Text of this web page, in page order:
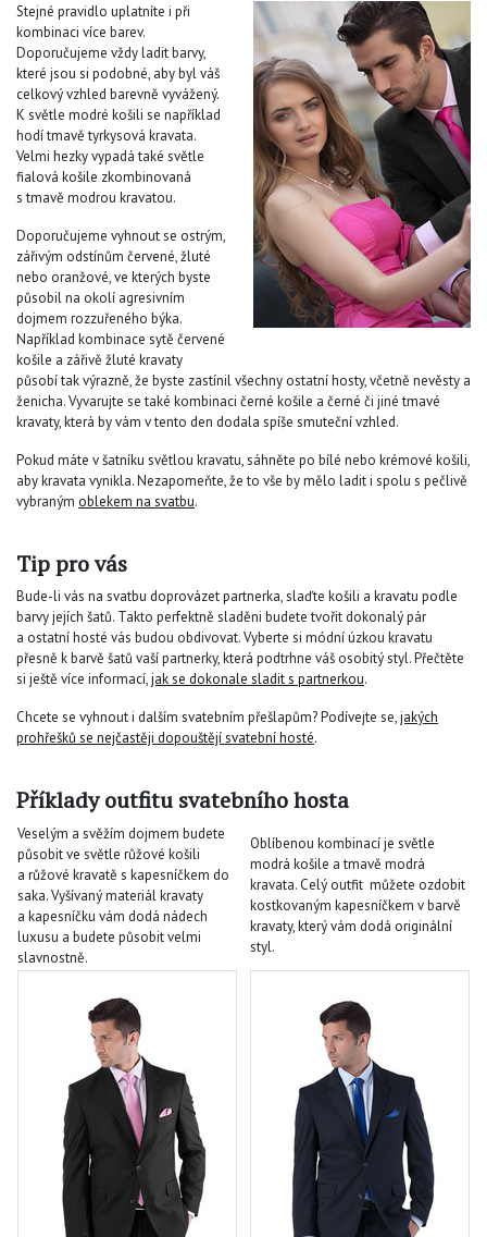
Stejné pravidlo uplatníte i při
kombinaci více barev.
Doporučujeme vždy ladit barvy,
které jsou si podobné, aby byl váš
celkový vzhled barevně vyvážený.
K světle modré košili se například
hodí tmavě tyrkysová kravata.
Velmi hezky vypadá také světle
fialová košile zkombinovaná
s tmavě modrou kravatou.
Doporučujeme vyhnout se ostrým,
zářivým odstínům červené, žluté
nebo oranžové, ve kterých byste
působil na okolí agresivním
dojmem rozzuřeného býka.
Například kombinace sytě červené
košile a zářivě žluté kravaty
působí tak výrazně, že byste zastínil všechny ostatní hosty, včetně nevěsty a
ženicha. Vyvarujte se také kombinaci černé košile a černé či jiné tmavé
kravaty, která by vám v tento den dodala spíše smuteční vzhled.
Pokud máte v šatníku světlou kravatu, sáhněte po bílé nebo krémové košili,
aby kravata vynikla. Nezapomeňte, že to vše by mělo ladit i spolu s pečlivě
vybraným oblekem na svatbu.
Tip pro vás
Bude-li vás na svatbu doprovázet partnerka, slaďte košili a kravatu podle
barvy jejích šatů. Takto perfektně sladěni budete tvořit dokonalý pár
a ostatní hosté vás budou obdivovat. Vyberte si módní úzkou kravatu
přesně k barvě šatů vaší partnerky, která podtrhne váš osobitý styl. Přečtěte
si ještě více informací,jak se dokonale sladit s partnerkou.
Chcete se vyhnout i dalším svatebním přešlapům? Podívejte se,jakých
prohřešků se nejčastěji dopouštějí svatební hosté.
Příklady outfitu svatebního hosta
Veselým a svěžím dojmem budete
působit ve světle růžové košili
a růžové kravatě s kapesníčkem do
saka. Vyšívaný materiál kravaty
a kapesníčku vám dodá nádech
luxusu a budete působit velmi
slavnostně.
Oblíbenou kombinací je světle
modrá košile a tmavě modrá
kravata. Celý outfit můžete ozdobit
kostkovaným kapesníčkem v barvě
kravaty, který vám dodá originální
styl.